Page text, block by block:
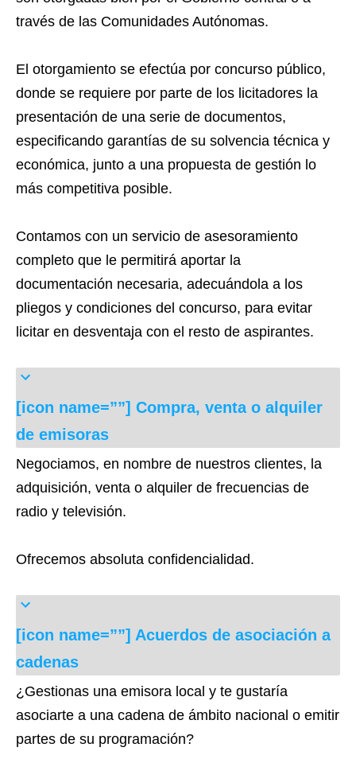
través de las Comunidades Autónomas.
El otorgamiento se efectúa por concurso público,
donde se requiere por parte de los licitadores la
presentación de una serie de documentos,
especificando garantías de su solvencia técnica y
económica, junto a una propuesta de gestión lo
más competitiva posible.
Contamos con un servicio de asesoramiento
completo que le permitirá aportar la
documentación necesaria, adecuándola a los
pliegos y condiciones del concurso, para evitar
licitar en desventaja con el resto de aspirantes.
[icon name=””] Compra, venta o alquiler
de emisoras
Negociamos, en nombre de nuestros clientes, la
adquisición, venta o alquiler de frecuencias de
radio y televisión.
Ofrecemos absoluta confidencialidad.
[icon name=””] Acuerdos de asociación a
cadenas
¿Gestionas una emisora local y te gustaría
asociarte a una cadena de ámbito nacional o emitir
partes de su programación?